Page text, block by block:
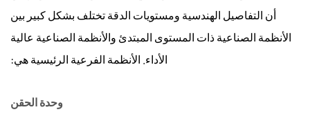
آلات
ذات
أن التفاصيل الهندسية ومستويات الدقة تختلف بشكل كبير بين
الأنظمة الصناعية ذات المستوى المبتدئ والأنظمة الصناعية عالية
الأداء. الأنظمة الفرعية الرئيسية هي:
وحدة الحقن